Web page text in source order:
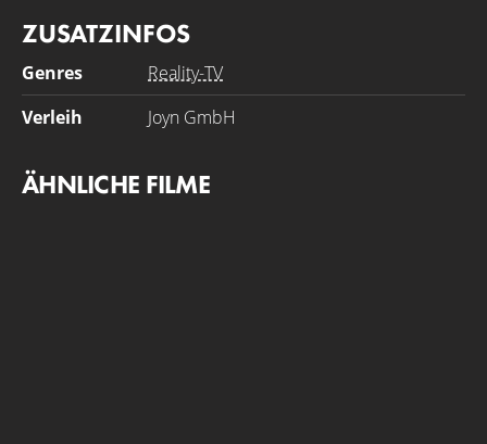
ZUSATZINFOS
Genres
Reality-TV
Verleih
Joyn GmbH
ÄHNLICHE FILME